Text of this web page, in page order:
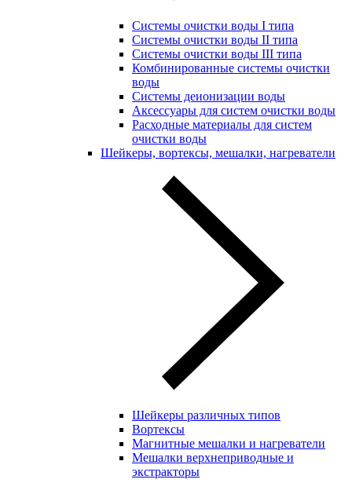
Системы очистки воды I типа
Системы очистки воды II типа
Системы очистки воды III типа
Комбинированные системы очистки
воды
Системы деионизации воды
Аксессуары для систем очистки воды
Расходные материалы для систем
очистки воды
Шейкеры, вортексы, мешалки, нагреватели
Шейкеры различных типов
Вортексы
Магнитные мешалки и нагреватели
Мешалки верхнеприводные и
экстракторы